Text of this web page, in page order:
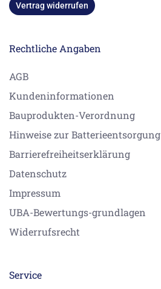
Vertrag widerrufen
Rechtliche Angaben
AGB
Kundeninformationen
Bauprodukten-Verordnung
Hinweise zur Batterieentsorgung
Barrierefreiheitserklärung
Datenschutz
Impressum
UBA-Bewertungs-grundlagen
Widerrufsrecht
Service